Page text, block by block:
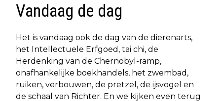
Vandaag de dag
Het is vandaag ook de dag van de dierenarts,
het Intellectuele Erfgoed, tai chi, de
Herdenking van de Chernobyl-ramp,
onafhankelijke boekhandels, het zwembad,
ruiken, verbouwen, de pretzel, de ijsvogel en
de schaal van Richter. En we kijken even terug